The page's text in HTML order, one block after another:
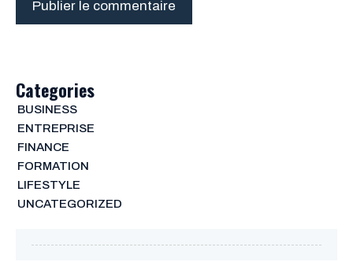
Categories
BUSINESS
ENTREPRISE
FINANCE
FORMATION
LIFESTYLE
UNCATEGORIZED